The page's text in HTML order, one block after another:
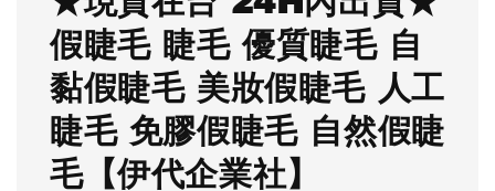
假睫毛 睫毛 優質睫毛 自
黏假睫毛 美妝假睫毛 人工
睫毛 免膠假睫毛 自然假睫
毛【伊代企業社】